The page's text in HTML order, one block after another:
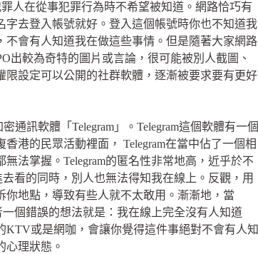
人在從事犯罪行為時不希望被知道。網路恰巧有
去登入帳號就好。登入這個帳號時你也不知道我
會有人知道我在做這些事情。但是隨著大家網路
出較為奇特的圖片或言論，很可能被別人截圖、
設定可以公開的社群軟體，逐漸被要求要有更好
通訊軟體「 Telegram 」。 Telegram這個軟體有一個
港的民眾活動裡面， Telegram在當中佔了一個相
無法掌握。 Telegram的匿名性非常地高，近乎於不
看的同時，別人也無法得知我在線上。反觀，用
地點，導致有些人就不太敢用。漸漸地，當
個錯誤的想法就是：我在線上完全沒有人知道
KTV或是網咖，會讓你覺得這件事絕對不會有人知
心理狀態。